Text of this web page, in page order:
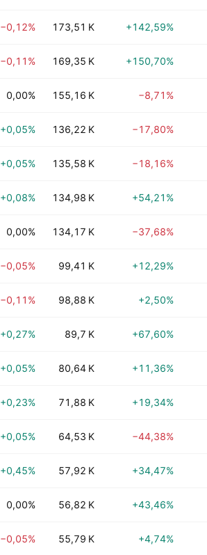
−0,12% 173,51 K +142,59%
−0,11% 169,35 K +150,70%
0,00% 155,16 K −8,71%
+0,05% 136,22 K −17,80%
+0,05% 135,58 K −18,16%
+0,08% 134,98 K +54,21%
0,00% 134,17 K −37,68%
−0,05% 99,41 K +12,29%
−0,11% 98,88 K +2,50%
+0,27% 89,7 K +67,60%
+0,05% 80,64 K +11,36%
+0,23% 71,88 K +19,34%
+0,05% 64,53 K −44,38%
+0,45% 57,92 K +34,47%
0,00% 56,82 K +43,46%
−0,05% 55,79 K +4,74%